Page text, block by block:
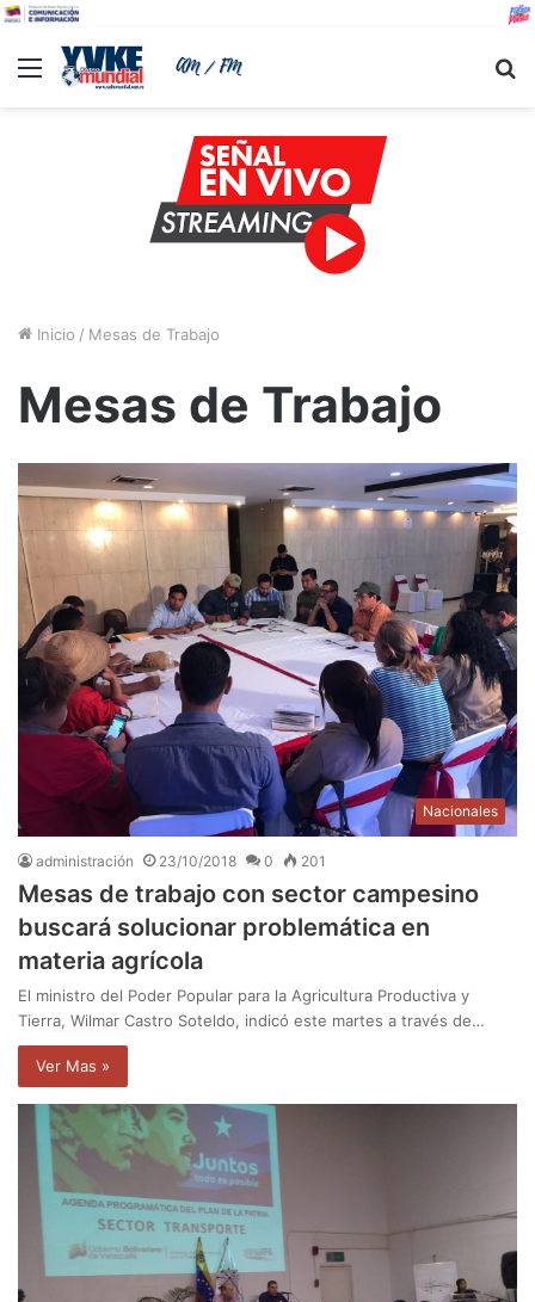
Menu
Inicio / Mesas de Trabajo
Mesas de Trabajo
Nacionales
administración 23/10/2018 0 201
Mesas de trabajo con sector campesino
buscará solucionar problemática en
materia agrícola
El ministro del Poder Popular para la Agricultura Productiva y
Tierra, Wilmar Castro Soteldo, indicó este martes a través de…
Ver Mas »